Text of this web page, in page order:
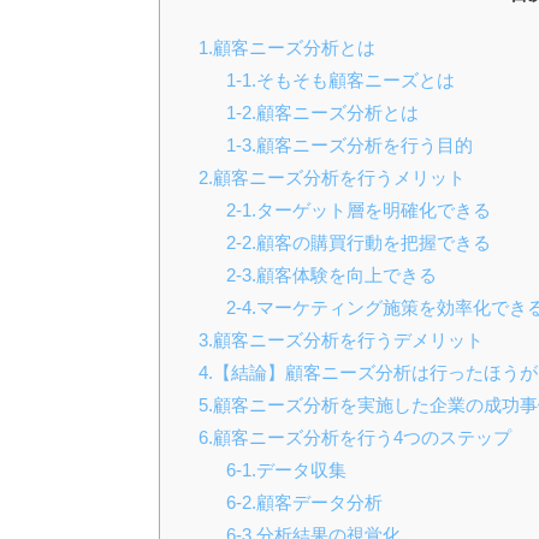
1.顧客ニーズ分析とは
1-1.そもそも顧客ニーズとは
1-2.顧客ニーズ分析とは
1-3.顧客ニーズ分析を行う目的
2.顧客ニーズ分析を行うメリット
2-1.ターゲット層を明確化できる
2-2.顧客の購買行動を把握できる
2-3.顧客体験を向上できる
2-4.マーケティング施策を効率化でき
3.顧客ニーズ分析を行うデメリット
4.【結論】顧客ニーズ分析は行ったほう
5.顧客ニーズ分析を実施した企業の成功
6.顧客ニーズ分析を行う4つのステップ
6-1.データ収集
6-2.顧客データ分析
6-3.分析結果の視覚化